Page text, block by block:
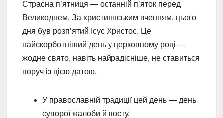
Страсна п’ятниця — останній п’яток перед
Великоднем. За християнським вченням, цього
дня був розп’ятий Ісус Христос. Це
найскорботніший день у церковному році —
жодне свято, навіть найрадісніше, не ставиться
поруч із цією датою.
У православній традиції цей день — день
суворої жалоби й посту.